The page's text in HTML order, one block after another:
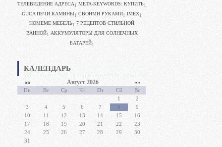
ТЕЛЕВИДЕНИЕ АДРЕСА 1 META-KEYWORDS: КУПИТЬ1
GUCA ПЕЧИ КАМИНЫ1 CВОИМИ РУКАМИ1 IMEX1
HOMEME МЕБЕЛЬ1 7 РЕЦЕПТОВ СТИЛЬНОЙ
ВАННОЙ1 АККУМУЛЯТОРЫ ДЛЯ СОЛНЕЧНЫХ
БАТАРЕЙ1
КАЛЕНДАРЬ
«« Август 2026 »»
Пн Вт Ср Чт Пт Сб
Вс
1
2
3
4 5 6 7 8
9
10
11 12 13 14 15
16
17
18 19 20 21 22
23
24
25 26 27 28 29
30
31